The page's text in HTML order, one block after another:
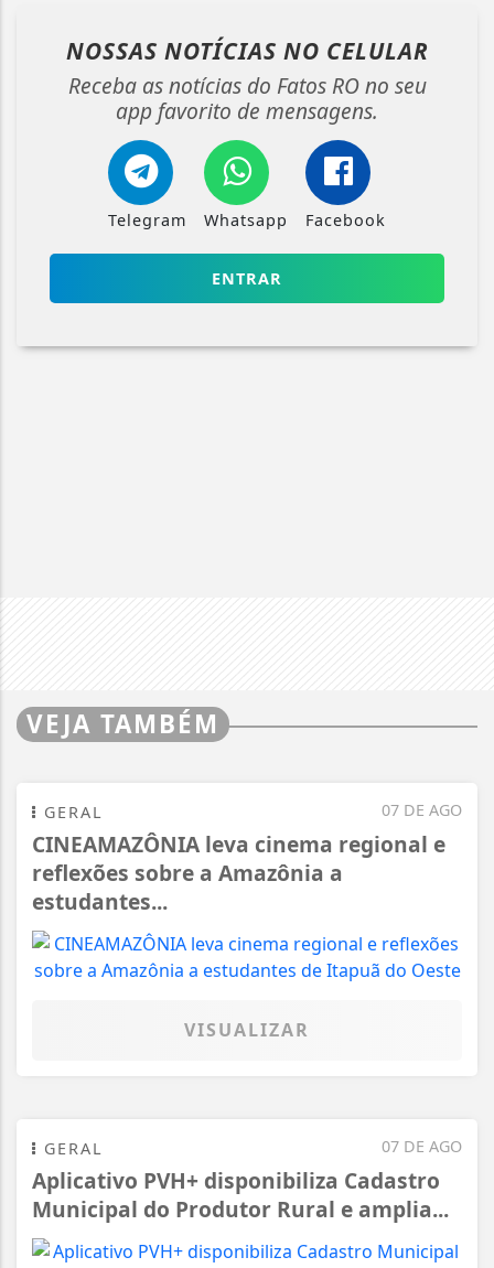
NOSSAS NOTÍCIAS NO CELULAR
Receba as notícias do Fatos RO no seu
app favorito de mensagens.
Telegram Whatsapp Facebook
ENTRAR
VEJA TAMBÉM
07 DE AGO
GERAL
CINEAMAZÔNIA leva cinema regional e
reflexões sobre a Amazônia a
estudantes...
VISUALIZAR
07 DE AGO
GERAL
Aplicativo PVH+ disponibiliza Cadastro
Municipal do Produtor Rural e amplia...